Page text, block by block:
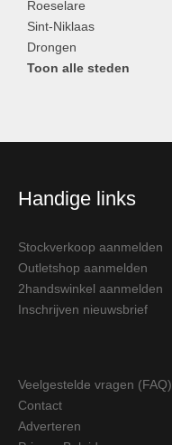
Roeselare
Sint-Niklaas
Drongen
Toon alle steden
Handige links
Stockverkoop aanmelden
Outletshop aanmelden
2handswinkel aanmelden
Inschrijven nieuwsbrief
Veelgestelde vragen (FAQ)
Contact
Adverteren